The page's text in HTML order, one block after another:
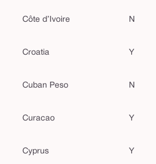
Côte d’Ivoire N
Croatia Y
Cuban Peso N
Curacao Y
Cyprus Y